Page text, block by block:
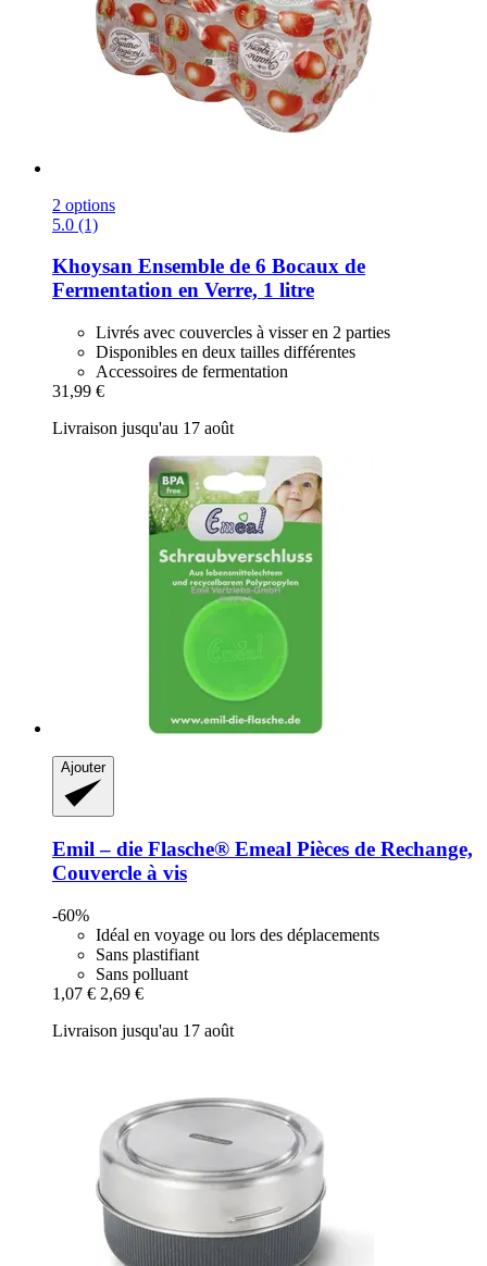
2 options
5.0 (1)
Khoysan Ensemble de 6 Bocaux de
Fermentation en Verre, 1 litre
Livrés avec couvercles à visser en 2 parties
Disponibles en deux tailles différentes
Accessoires de fermentation
31,99 €
Livraison jusqu'au 17 août
Ajouter
Emil – die Flasche® Emeal Pièces de Rechange,
Couvercle à vis
-60%
Idéal en voyage ou lors des déplacements
Sans plastifiant
Sans polluant
1,07 € 2,69 €
Livraison jusqu'au 17 août